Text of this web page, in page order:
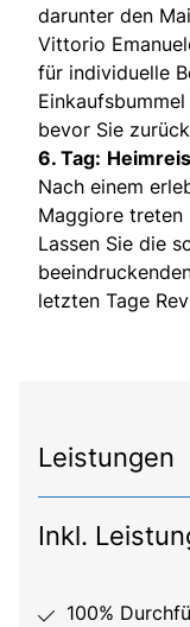
darunter den
Vittorio
für individuelle
bevor Sie
6. Tag:
Nach einem
Maggiore treten
Lassen Sie die
letzten Tage
Leistungen
Inkl.
100%